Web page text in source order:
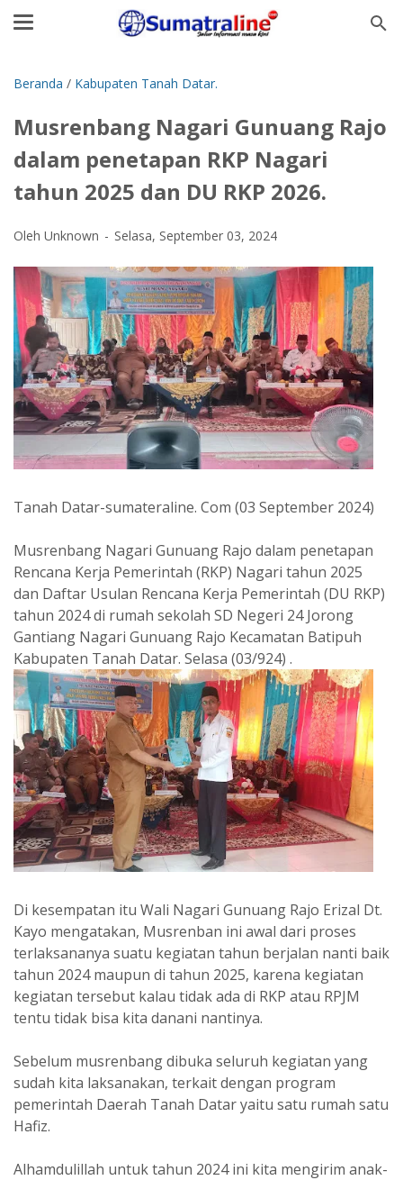
Beranda / Kabupaten Tanah Datar.
Musrenbang Nagari Gunuang Rajo
dalam penetapan RKP Nagari
tahun 2025 dan DU RKP 2026.
Oleh Unknown Selasa, September 03, 2024
Tanah Datar-sumateraline. Com (03 September 2024)
Musrenbang Nagari Gunuang Rajo dalam penetapan
Rencana Kerja Pemerintah (RKP) Nagari tahun 2025
dan Daftar Usulan Rencana Kerja Pemerintah (DU RKP)
tahun 2024 di rumah sekolah SD Negeri 24 Jorong
Gantiang Nagari Gunuang Rajo Kecamatan Batipuh
Kabupaten Tanah Datar. Selasa (03/924) .
Di kesempatan itu Wali Nagari Gunuang Rajo Erizal Dt.
Kayo mengatakan, Musrenban ini awal dari proses
terlaksananya suatu kegiatan tahun berjalan nanti baik
tahun 2024 maupun di tahun 2025, karena kegiatan
kegiatan tersebut kalau tidak ada di RKP atau RPJM
tentu tidak bisa kita danani nantinya.
Sebelum musrenbang dibuka seluruh kegiatan yang
sudah kita laksanakan, terkait dengan program
pemerintah Daerah Tanah Datar yaitu satu rumah satu
Hafiz.
Alhamdulillah untuk tahun 2024 ini kita mengirim anak-